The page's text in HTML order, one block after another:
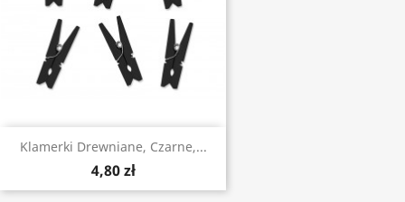
Klamerki Drewniane, Czarne,...
4,80 zł